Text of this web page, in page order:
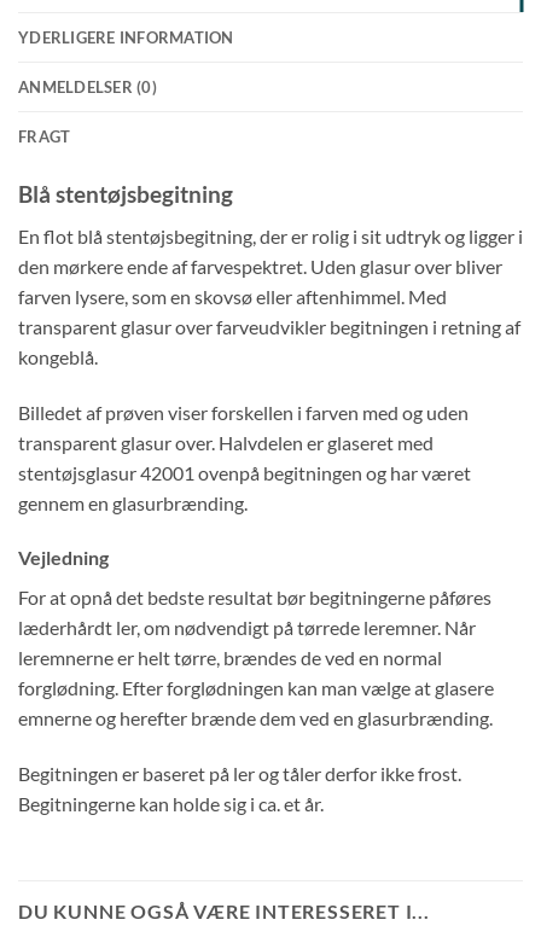
YDERLIGERE INFORMATION
ANMELDELSER (0)
FRAGT
Blå stentøjsbegitning
En flot blå stentøjsbegitning, der er rolig i sit udtryk og ligger i
den mørkere ende af farvespektret. Uden glasur over bliver
farven lysere, som en skovsø eller aftenhimmel. Med
transparent glasur over farveudvikler begitningen i retning af
kongeblå.
Billedet af prøven viser forskellen i farven med og uden
transparent glasur over. Halvdelen er glaseret med
stentøjsglasur 42001 ovenpå begitningen og har været
gennem en glasurbrænding.
Vejledning
For at opnå det bedste resultat bør begitningerne påføres
læderhårdt ler, om nødvendigt på tørrede leremner. Når
leremnerne er helt tørre, brændes de ved en normal
forglødning. Efter forglødningen kan man vælge at glasere
emnerne og herefter brænde dem ved en glasurbrænding.
Begitningen er baseret på ler og tåler derfor ikke frost.
Begitningerne kan holde sig i ca. et år.
DU KUNNE OGSÅ VÆRE INTERESSERET I...